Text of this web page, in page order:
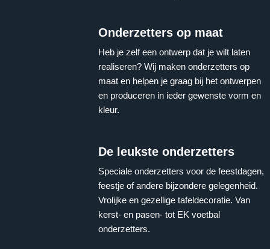
Onderzetters op maat
Heb je zelf een ontwerp dat je wilt laten
realiseren? Wij maken onderzetters op
maat en helpen je graag bij het ontwerpen
en produceren in ieder gewenste vorm en
kleur.
De leukste onderzetters
Speciale onderzetters voor de feestdagen,
feestje of andere bijzondere gelegenheid.
Vrolijke en gezellige tafeldecoratie. Van
kerst- en pasen- tot EK voetbal
onderzetters.